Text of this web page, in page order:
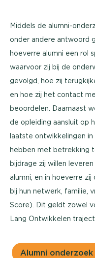
Middels de alumni-
onder andere antwoord
hoeverre alumni een rol
waarvoor zij bij de
gevolgd, hoe zij
en hoe zij het contact
beoordelen. Daarnaast
de opleiding aansluit op
laatste ontwikkelingen
hebben met betrekking
bijdrage zij willen
alumni, en in hoeverre
bij hun netwerk, familie,
Score). Dit geldt zowel
Lang Ontwikkelen
Alumni onderzoek